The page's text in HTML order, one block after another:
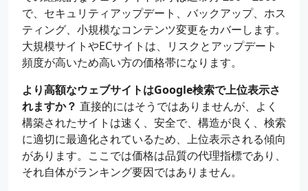
で、セキュリティアップデート、バックアップ、ホス
ティング、小規模なコンテンツ変更をカバーします。
大規模サイトやECサイトは、リスクとアップデート
頻度が高いため高い方の価格帯になります。
より高額なウェブサイトはGoogle検索で上位表示さ
れますか？ 直接的にはそうではありませんが、よく
構築されたサイトは速く、安全で、構造が良く、検索
に適切に最適化されているため、上位表示される傾向
があります。ここでは価格は品質の代理指標であり、
それ自体がランキング要因ではありません。